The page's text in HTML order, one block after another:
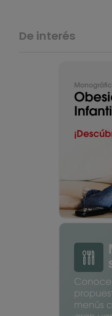
De interés